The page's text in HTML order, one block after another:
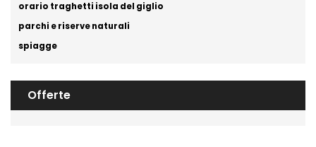
orario traghetti isola del giglio
parchi e riserve naturali
spiagge
Offerte